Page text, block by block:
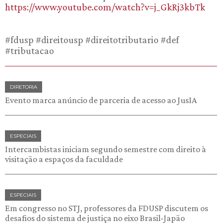
https://www.youtube.com/watch?v=j_GkRj3kbTk
#fdusp #direitousp #direitotributario #def
#tributacao
DIRETORIA
Evento marca anúncio de parceria de acesso ao JusIA
ESPECIAIS
Intercambistas iniciam segundo semestre com direito à
visitação a espaços da faculdade
ESPECIAIS
Em congresso no STJ, professores da FDUSP discutem os
desafios do sistema de justiça no eixo Brasil-Japão